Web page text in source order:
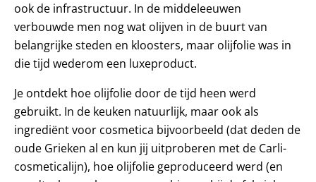
ook de infrastructuur. In de middeleeuwen
verbouwde men nog wat olijven in de buurt van
belangrijke steden en kloosters, maar olijfolie was in
die tijd wederom een luxeproduct.
Je ontdekt hoe olijfolie door de tijd heen werd
gebruikt. In de keuken natuurlijk, maar ook als
ingrediënt voor cosmetica bijvoorbeeld (dat deden de
oude Grieken al en kun jij uitproberen met de Carli-
cosmeticalijn), hoe olijfolie geproduceerd werd (en